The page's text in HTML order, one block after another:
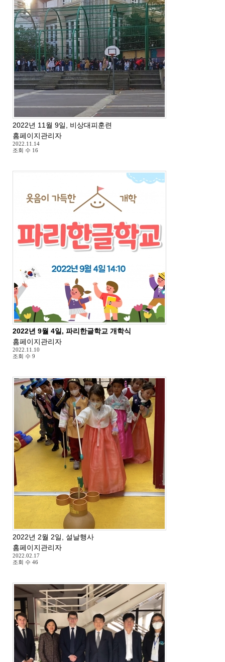
2022년 11월 9일, 비상대피훈련
홈페이지관리자
2022.11.14
조회 수 16
2022년 9월 4일, 파리한글학교 개학식
홈페이지관리자
2022.11.10
조회 수 9
2022년 2월 2일, 설날행사
홈페이지관리자
2022.02.17
조회 수 46